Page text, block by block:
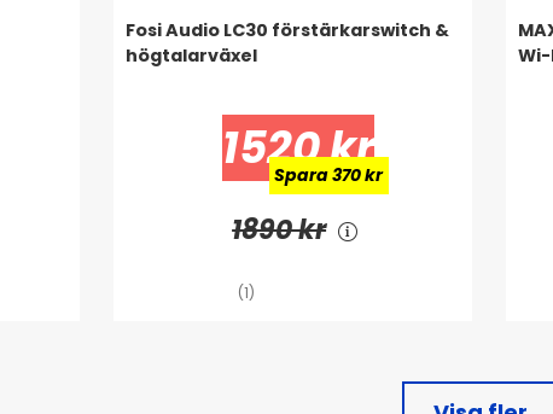
Fosi Audio LC30 förstärkarswitch &
högtalarväxel
1520 kr
Spara 370 kr
1890 kr
(1)